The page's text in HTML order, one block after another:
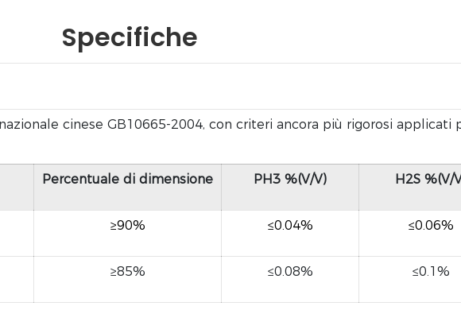
Specifiche
cinese GB10665-2004, con criteri ancora più rigorosi applicati
Percentuale di dimensione PH3 %(V/V) H2S %(V/
≥90% ≤0.04% ≤0.06%
≥85% ≤0.08% ≤0.1%